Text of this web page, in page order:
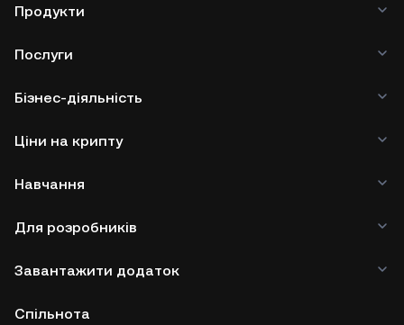
Продукти
Послуги
Бізнес-діяльність
Ціни на крипту
Навчання
Для розробників
Завантажити додаток
Спільнота